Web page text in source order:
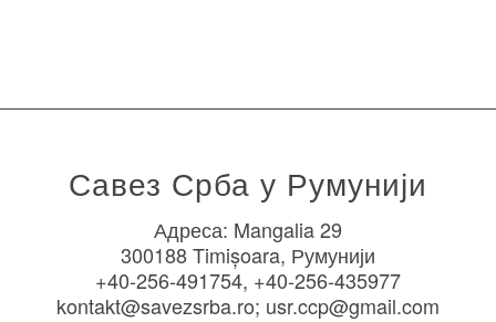
Савез Срба у Румунији
Адреса: Mangalia 29
300188 Timișoara, Румунији
+40-256-491754, +40-256-435977
kontakt@savezsrba.ro; usr.ccp@gmail.com